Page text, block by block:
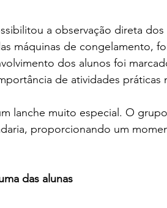
a observação direta
máquinas de congelamento,
dos alunos foi
de atividades
lanche muito especial. O
proporcionando um
das alunas